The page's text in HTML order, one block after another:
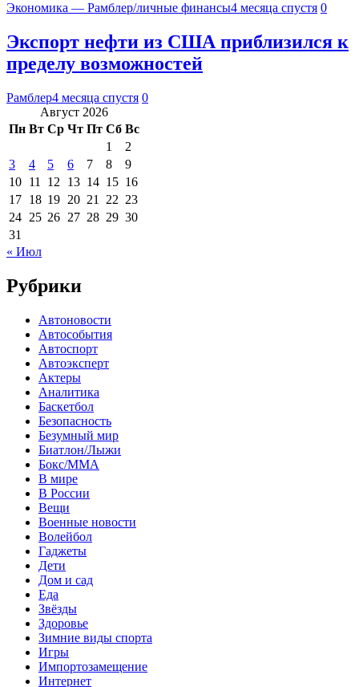
Экономика — Рамблер/личные финансы4 месяца спустя 0
Экспорт нефти из США приблизился к
пределу возможностей
Рамблер4 месяца спустя 0
Август 2026
Пн Вт Ср Чт Пт Сб Вс
1
2
3
4 5 6 7 8
9
10 11 12 13 14 15 16
17 18 19 20 21 22 23
24 25 26 27 28 29 30
31
« Июл
Рубрики
Автоновости
Автособытия
Автоспорт
Автоэксперт
Актеры
Аналитика
Баскетбол
Безопасность
Безумный мир
Биатлон/Лыжи
Бокс/MMA
В мире
В России
Вещи
Военные новости
Волейбол
Гаджеты
Дети
Дом и сад
Еда
Звёзды
Здоровье
Зимние виды спорта
Игры
Импортозамещение
Интернет